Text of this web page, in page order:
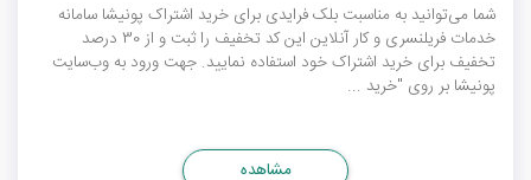
شما می‌توانید به مناسبت بلک فرایدی برای خرید اشتراک پونیشا سامانه
خدمات فریلنسری و کار آنلاین این کد تخفیف را ثبت و از 30 درصد
تخفیف برای خرید اشتراک خود استفاده نمایید. جهت ورود به وب‌سایت
پونیشا بر روی "خرید ...
مشاهده